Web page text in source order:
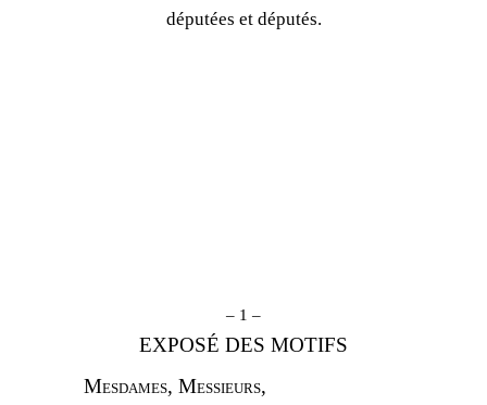
députées et députés.
– 1 –
EXPOSÉ DES MOTIFS
Mesdames, Messieurs,